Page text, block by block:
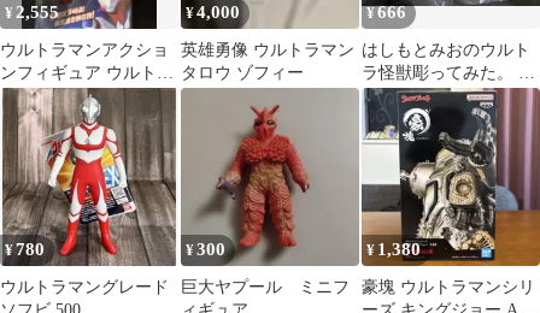
¥ 2,555
ウルトラマンアクショ
ンフィギュア ウルトラ
マンコスモス コロナモ
ード
¥4,000
英雄勇像 ウルトラマン
タロウ ゾフィー
¥666
はしもとみおのウルト
ラ怪獣彫ってみた。 03
ツインテール 新品未開
¥780
ウルトラマングレード
¥300
巨大ヤプール ミニフ
¥ 1,380
豪塊 ウルトラマンシリ